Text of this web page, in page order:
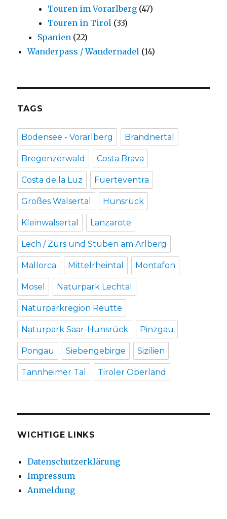
Touren im Vorarlberg (47)
Touren in Tirol (33)
Spanien (22)
Wanderpass / Wandernadel (14)
TAGS
Bodensee - Vorarlberg Brandnertal
Bregenzerwald Costa Brava
Costa de la Luz Fuerteventra
Großes Walsertal Hunsrück
Kleinwalsertal Lanzarote
Lech / Zürs und Stuben am Arlberg
Mallorca Mittelrheintal Montafon
Mosel Naturpark Lechtal
Naturparkregion Reutte
Naturpark Saar-Hunsrück Pinzgau
Pongau Siebengebirge Sizilien
Tannheimer Tal Tiroler Oberland
WICHTIGE LINKS
Datenschutzerklärung
Impressum
Anmeldung